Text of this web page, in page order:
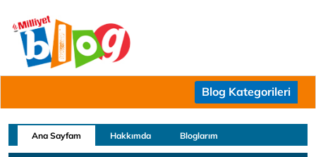
Blog Kategorileri
Ana Sayfam Hakkımda Bloglarım